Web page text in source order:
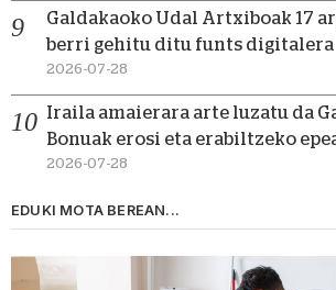
Galdakaoko Udal Artxiboak 17
berri gehitu ditu funts digitalera
2026-07-28
Iraila amaierara arte luzatu da
Bonuak erosi eta erabiltzeko
2026-07-28
EDUKI MOTA BEREAN...